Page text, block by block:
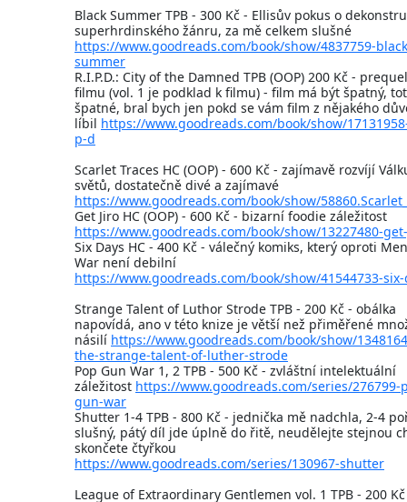
Black Summer TPB - 300 Kč - Ellisův pokus o
superhrdinského žánru, za mě celkem slušné
https://www.goodreads.com/book/show/4837759-
summer
R.I.P.D.: City of the Damned TPB (OOP) 200 Kč -
filmu (vol. 1 je podklad k filmu) - film má být špatný,
špatné, bral bych jen pokd se vám film z nějakého
líbil https://www.goodreads.com/book/show/
p-d
Scarlet Traces HC (OOP) - 600 Kč - zajímavě rozvíjí
světů, dostatečně divé a zajímavé
https://www.goodreads.com/book/show/
Get Jiro HC (OOP) - 600 Kč - bizarní foodie záležitost
https://www.goodreads.com/book/show/13227480-
Six Days HC - 400 Kč - válečný komiks, který oproti
War není debilní
https://www.goodreads.com/book/show/41544733-six-
Strange Talent of Luthor Strode TPB - 200 Kč - obálka
napovídá, ano v této knize je větší než přiměřené
násilí https://www.goodreads.com/book/show/
the-strange-talent-of-luther-strode
Pop Gun War 1, 2 TPB - 500 Kč - zvláštní intelektuální
záležitost https://www.goodreads.com/series/276799-
gun-war
Shutter 1-4 TPB - 800 Kč - jednička mě nadchla, 2-4
slušný, pátý díl jde úplně do řitě, neudělejte stejnou
skončete čtyřkou
https://www.goodreads.com/series/130967-shutter
League of Extraordinary Gentlemen vol. 1 TPB - 200